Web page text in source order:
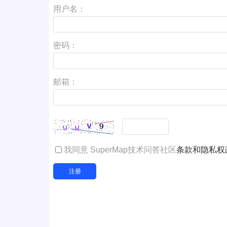
用户名：
密码：
邮箱：
我同意 SuperMap技术问答社区条款和隐私权